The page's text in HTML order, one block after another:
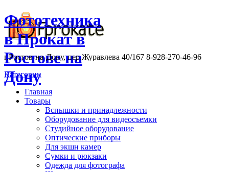
Фототехника
в Прокат в
Ростове на
Дону
г.Ростов-на-Дону, пер.Журавлева 40/167 8-928-270-46-96
Категории
Главная
Товары
Вспышки и принадлежности
Оборудование для видеосъемки
Студийное оборудование
Оптические приборы
Для экшн камер
Сумки и рюкзаки
Одежда для фотографа